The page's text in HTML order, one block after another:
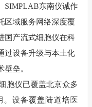
SIMPLAB东南仪诚作
区域服务网络深度覆
国产流式细胞仪在科
过设备升级与本土化
垒。
胞仪已覆盖北京众多
。设备覆盖陆道培医